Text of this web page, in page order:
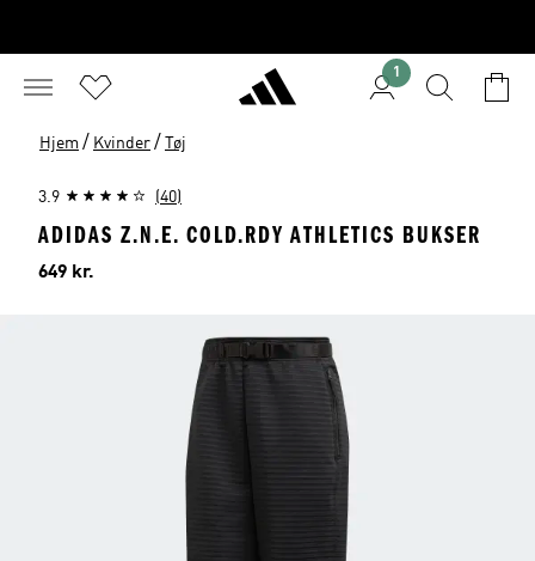
1
Hjem / Kvinder / Tøj
3.9 (40)
ADIDAS Z.N.E. COLD.RDY ATHLETICS BUKSER
Pris
649 kr.